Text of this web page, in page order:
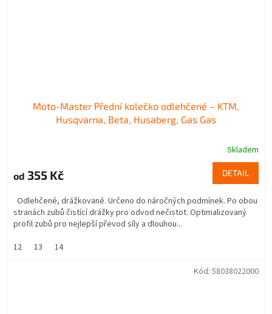
Moto-Master Přední kolečko odlehčené – KTM,
Husqvarna, Beta, Husaberg, Gas Gas
Skladem
od 355 Kč DETAIL
Odlehčené, drážkované. Určeno do náročných podmínek. Po obou
stranách zubů čistící drážky pro odvod nečistot. Optimalizovaný
profil zubů pro nejlepší převod síly a dlouhou...
12
13 14
Kód: 58038022000